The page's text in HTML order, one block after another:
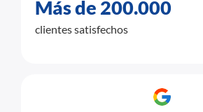
Más de 200.000
clientes satisfechos